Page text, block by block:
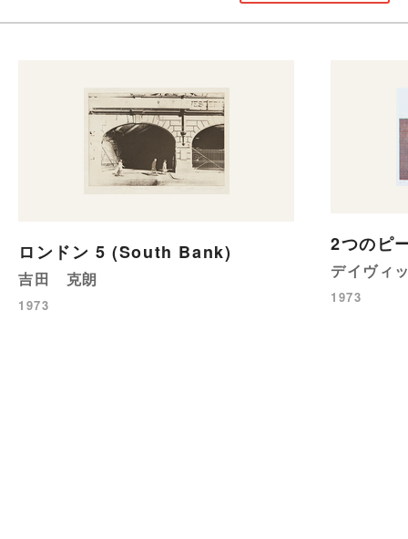
ロンドン 5 (South Bank)
吉田 克朗
1973
2つのピ
デイヴィ
1973